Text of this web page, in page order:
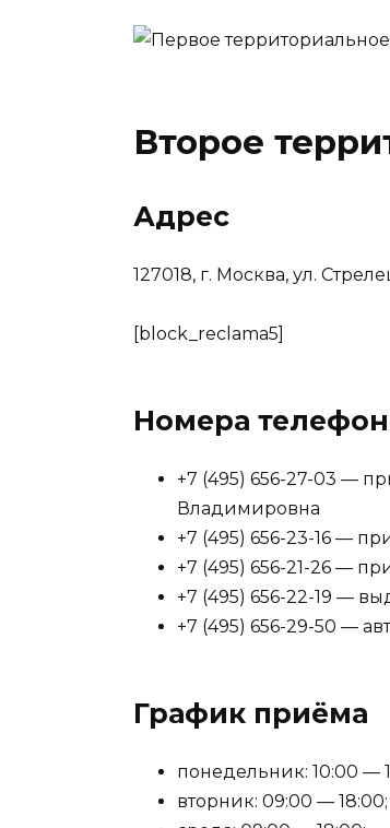
Второе
Адрес
127018, г. Москва, ул.
[block_reclama5]
Номера
+7 (495) 656-27-03 —
Владимировна
+7 (495) 656-23-16 —
+7 (495) 656-21-26 —
+7 (495) 656-22-19 —
+7 (495) 656-29-50 —
График приёма
понедельник: 10:00 —
вторник: 09:00 — 18:00;